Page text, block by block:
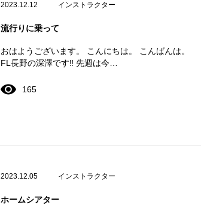
2023.12.12 インストラクター
流行りに乗って
おはようございます。 こんにちは。 こんばんは。
FL長野の深澤です‼️ 先週は今…
165
2023.12.05 インストラクター
ホームシアター